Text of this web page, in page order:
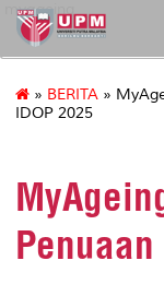
myageing
» BERITA »
IDOP 2025